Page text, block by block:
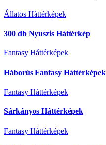
Állatos Háttérképek
300 db Nyuszis Háttérkép
Fantasy Háttérképek
Háborús Fantasy Háttérképek
Fantasy Háttérképek
Sárkányos Háttérképek
Fantasy Háttérképek